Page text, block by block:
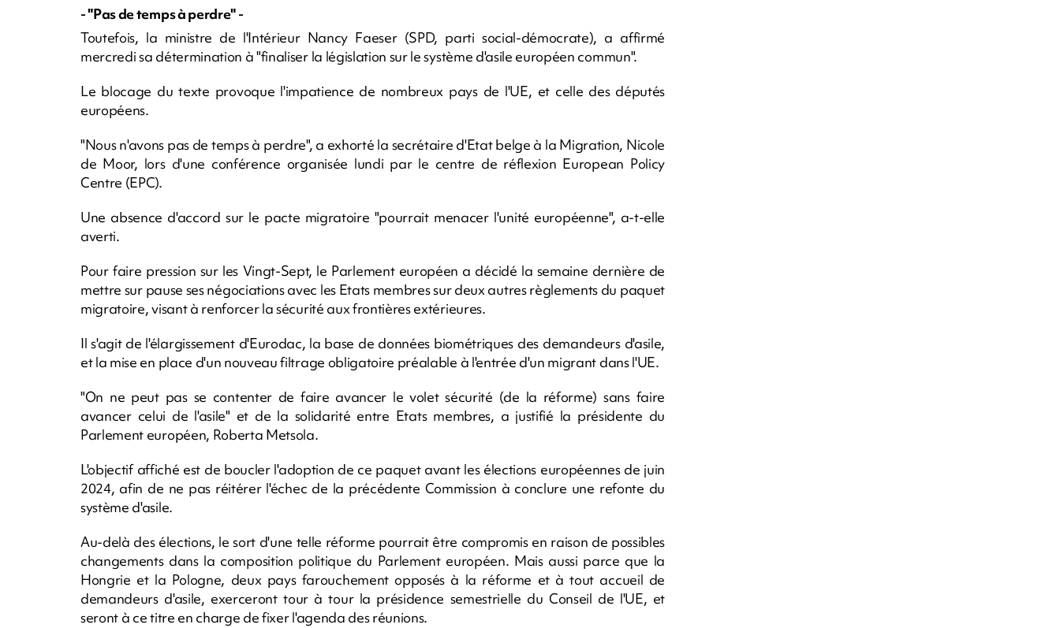
- "Pas de temps à perdre" -
Toutefois, la ministre de l'Intérieur Nancy Faeser (SPD, parti social-démocrate), a affirmé
mercredi sa détermination à "finaliser la législation sur le système d'asile européen commun".
Le blocage du texte provoque l'impatience de nombreux pays de l'UE, et celle des députés
européens.
"Nous n'avons pas de temps à perdre", a exhorté la secrétaire d'Etat belge à la Migration, Nicole
de Moor, lors d'une conférence organisée lundi par le centre de réflexion European Policy
Centre (EPC).
Une absence d'accord sur le pacte migratoire "pourrait menacer l'unité européenne", a-t-elle
averti.
Pour faire pression sur les Vingt-Sept, le Parlement européen a décidé la semaine dernière de
mettre sur pause ses négociations avec les Etats membres sur deux autres règlements du paquet
migratoire, visant à renforcer la sécurité aux frontières extérieures.
Il s'agit de l'élargissement d'Eurodac, la base de données biométriques des demandeurs d'asile,
et la mise en place d'un nouveau filtrage obligatoire préalable à l'entrée d'un migrant dans l'UE.
"On ne peut pas se contenter de faire avancer le volet sécurité (de la réforme) sans faire
avancer celui de l'asile" et de la solidarité entre Etats membres, a justifié la présidente du
Parlement européen, Roberta Metsola.
L'objectif affiché est de boucler l'adoption de ce paquet avant les élections européennes de juin
2024, afin de ne pas réitérer l'échec de la précédente Commission à conclure une refonte du
système d'asile.
Au-delà des élections, le sort d'une telle réforme pourrait être compromis en raison de possibles
changements dans la composition politique du Parlement européen. Mais aussi parce que la
Hongrie et la Pologne, deux pays farouchement opposés à la réforme et à tout accueil de
demandeurs d'asile, exerceront tour à tour la présidence semestrielle du Conseil de l'UE, et
seront à ce titre en charge de fixer l'agenda des réunions.